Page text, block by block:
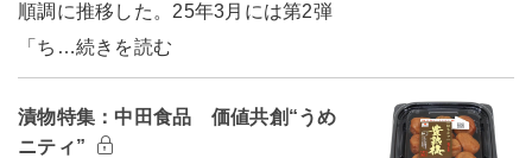
順調に推移した。25年3月には第2弾
「ち…続きを読む
漬物特集：中田食品 価値共創“うめ
ニティ”